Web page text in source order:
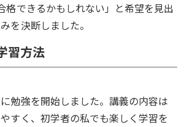
格できるかもしれない」と希望を見出
を決断しました。
習方法
勉強を開始しました。講義の内容は
すく、初学者の私でも楽しく学習を